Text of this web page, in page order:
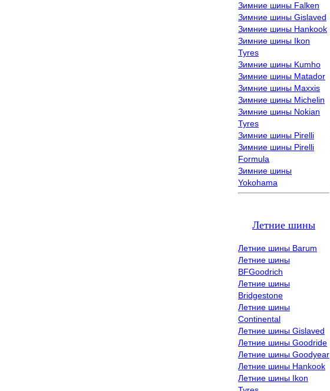
Зимние шины Falken
Зимние шины Gislaved
Зимние шины Hankook
Зимние шины Ikon
Tyres
Зимние шины Kumho
Зимние шины Matador
Зимние шины Maxxis
Зимние шины Michelin
Зимние шины Nokian
Tyres
Зимние шины Pirelli
Зимние шины Pirelli
Formula
Зимние шины
Yokohama
Летние шины
Летние шины Barum
Летние шины
BFGoodrich
Летние шины
Bridgestone
Летние шины
Continental
Летние шины Gislaved
Летние шины Goodride
Летние шины Goodyear
Летние шины Hankook
Летние шины Ikon